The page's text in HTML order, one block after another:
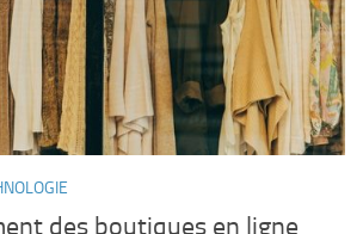
des boutiques en ligne